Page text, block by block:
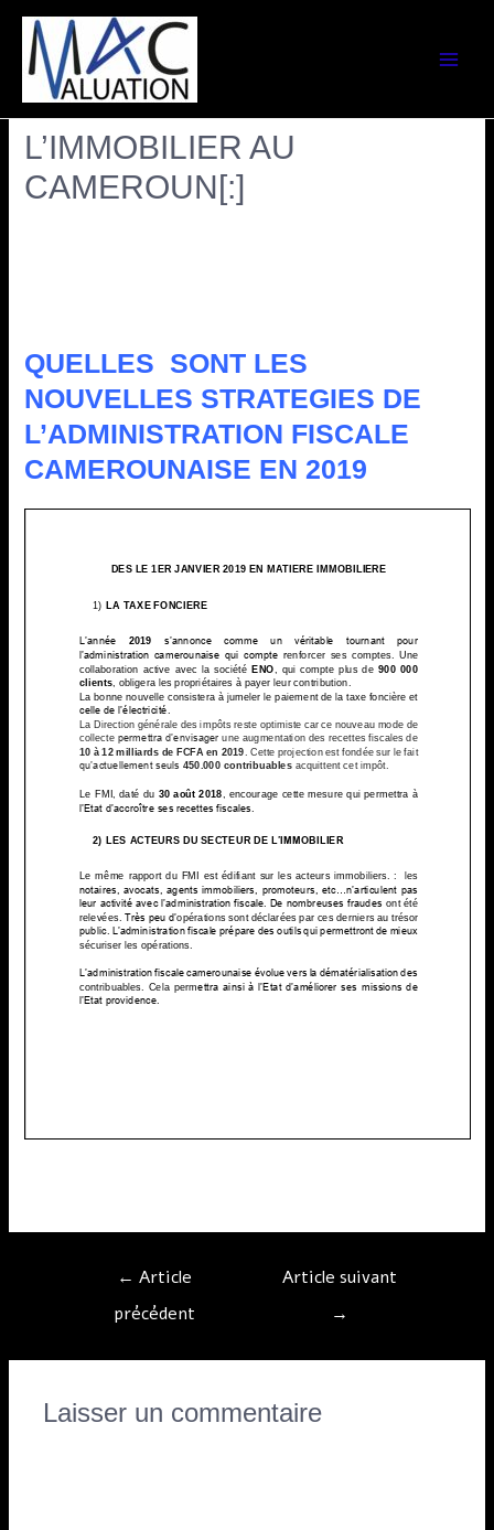
[:fr]ALERTE AUX
PROFESSIONNELS DE
L’IMMOBILIER AU
CAMEROUN[:]
QUELLES SONT LES
NOUVELLES STRATEGIES DE
L’ADMINISTRATION FISCALE
CAMEROUNAISE EN 2019
← Article
précédent
Article suivant
→
Laisser un commentaire